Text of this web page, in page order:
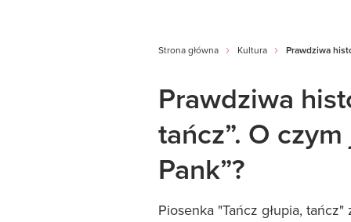
Strona główna Kultura Prawdziwa
Prawdziwa
tańcz”. O
Pank”?
Piosenka "Tańcz głupia,